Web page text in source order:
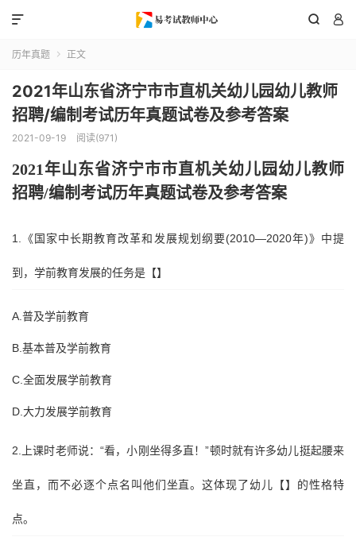
 

历年真题  正文
2021年山东省济宁市市直机关幼儿园幼儿教师
招聘/编制考试历年真题试卷及参考答案
2021-09-19 阅读(971)
2021 年山东省济宁市市直机关幼儿园幼儿教师
招聘/编制考试历年真题试卷及参考答案
1.《国家中长期教育改革和发展规划纲要(2010—2020年)》中提
到，学前教育发展的任务是【】
A.普及学前教育
B.基本普及学前教育
C.全面发展学前教育
D.大力发展学前教育
2.上课时老师说：“看，小刚坐得多直！”顿时就有许多幼儿挺起腰来
坐直，而不必逐个点名叫他们坐直。这体现了幼儿【】的性格特
点。